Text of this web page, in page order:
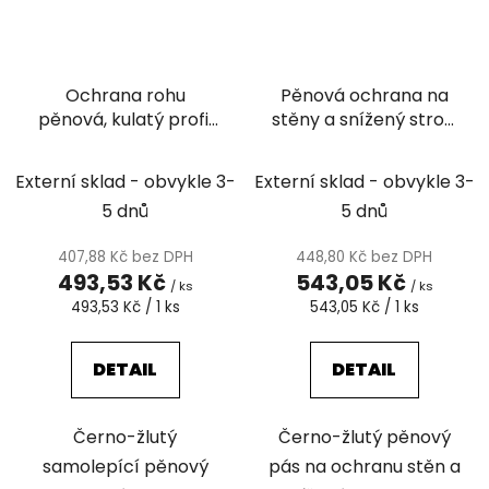
Ochrana rohu
pěnová, kulatý profil
Externí sklad - obvykle 3-
5 dnů
407,88 Kč bez DPH
493,53 Kč / ks
Měrná
493,53 Kč / 1 ks
DETAIL
Černo-žlutý
samolepící pěnový
Pěnová ochrana na
stěny a snížený strop
Externí sklad - obvykle 3-
5 dnů
448,80 Kč bez DPH
543,05 Kč / ks
Měrná
543,05 Kč / 1 ks
DETAIL
Černo-žlutý pěnový
pás na ochranu stěn a